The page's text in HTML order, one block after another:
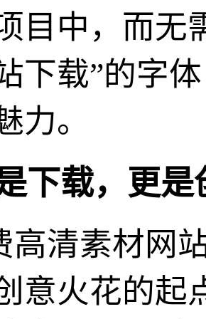
目中，而无
下载”的字
力。
下载，更是
高清素材网
意火花的起